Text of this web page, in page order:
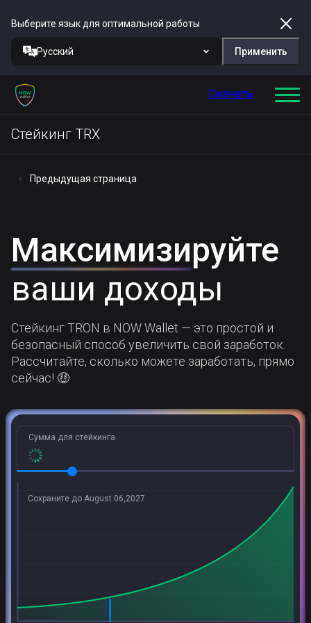
Выберите язык для оптимальной работы
Русский Применить
Скачать
Стейкинг TRX
Предыдущая страница
Максимизируйте
ваши доходы
Стейкинг TRON в NOW Wallet — это простой и
безопасный способ увеличить свой заработок.
Рассчитайте, сколько можете заработать, прямо
сейчас! 🤑
Сумма для стейкинга
Сохраните до August 06,2027